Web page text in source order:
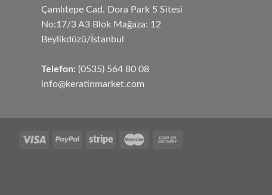
Çamlıtepe Cad. Dora Park 5 Sitesi
No:17/3 A3 Blok Mağaza: 12
Beylikdüzü/İstanbul
Telefon: (0535) 564 80 08
info@keratinmarket.com